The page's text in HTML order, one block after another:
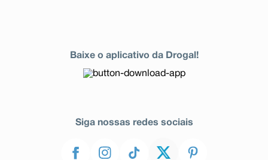
Baixe o aplicativo da Drogal!
Siga nossas redes sociais